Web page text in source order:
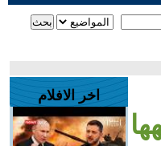
اخر الافلام